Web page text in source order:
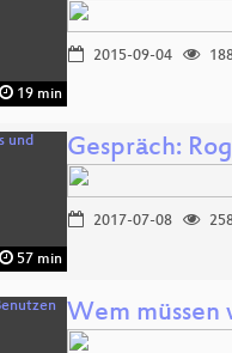
19 min
2015-09-04
57 min
Gespräch:
2017-07-08
Wem